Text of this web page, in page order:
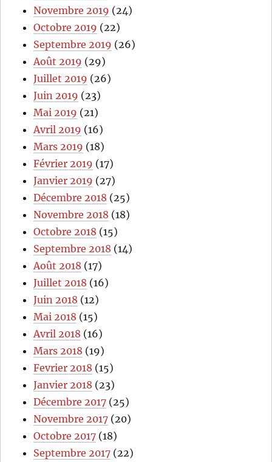
Novembre 2019 (24)
Octobre 2019 (22)
Septembre 2019 (26)
Août 2019 (29)
Juillet 2019 (26)
Juin 2019 (23)
Mai 2019 (21)
Avril 2019 (16)
Mars 2019 (18)
Février 2019 (17)
Janvier 2019 (27)
Décembre 2018 (25)
Novembre 2018 (18)
Octobre 2018 (15)
Septembre 2018 (14)
Août 2018 (17)
Juillet 2018 (16)
Juin 2018 (12)
Mai 2018 (15)
Avril 2018 (16)
Mars 2018 (19)
Fevrier 2018 (15)
Janvier 2018 (23)
Décembre 2017 (25)
Novembre 2017 (20)
Octobre 2017 (18)
Septembre 2017 (22)